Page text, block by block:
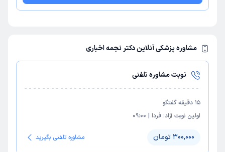
مشاوره پزشکی آنلاین دکتر نجمه اخباری
نوبت مشاوره تلفنی
15 دقیقه گفتگو
اولین نوبت آزاد: فردا |
09:00
300,000 تومان مشاوره تلفنی بگیرید